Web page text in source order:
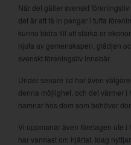
När det gäller svenskt
det är att få in pengar i tuffa
kunna bidra till att stärka er
njuta av gemenskapen, glädjen
svenskt föreningsliv innebär.
Under senare tid har även
denna möjlighet, och det värmer i
hamnar hos dom som behöver
Vi uppmanar även företagen ute
har varmast om hjärtat. Idag